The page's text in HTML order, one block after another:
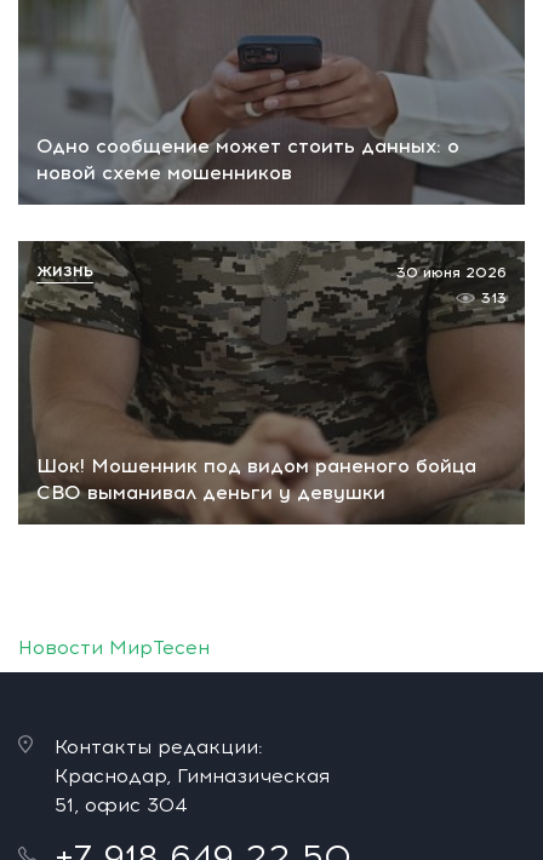
Одно сообщение может стоить данных: о
новой схеме мошенников
Шок! Мошенник под видом раненого бойца
СВО выманивал деньги у девушки
30 июня 2026
313
ЖИЗНЬ
Новости МирТесен
Контакты редакции:
Краснодар, Гимназическая
51, офис 304